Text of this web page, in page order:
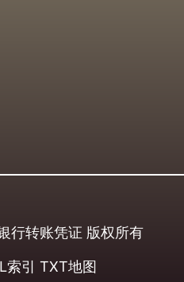
行转账凭证 版权所有
引 TXT地图